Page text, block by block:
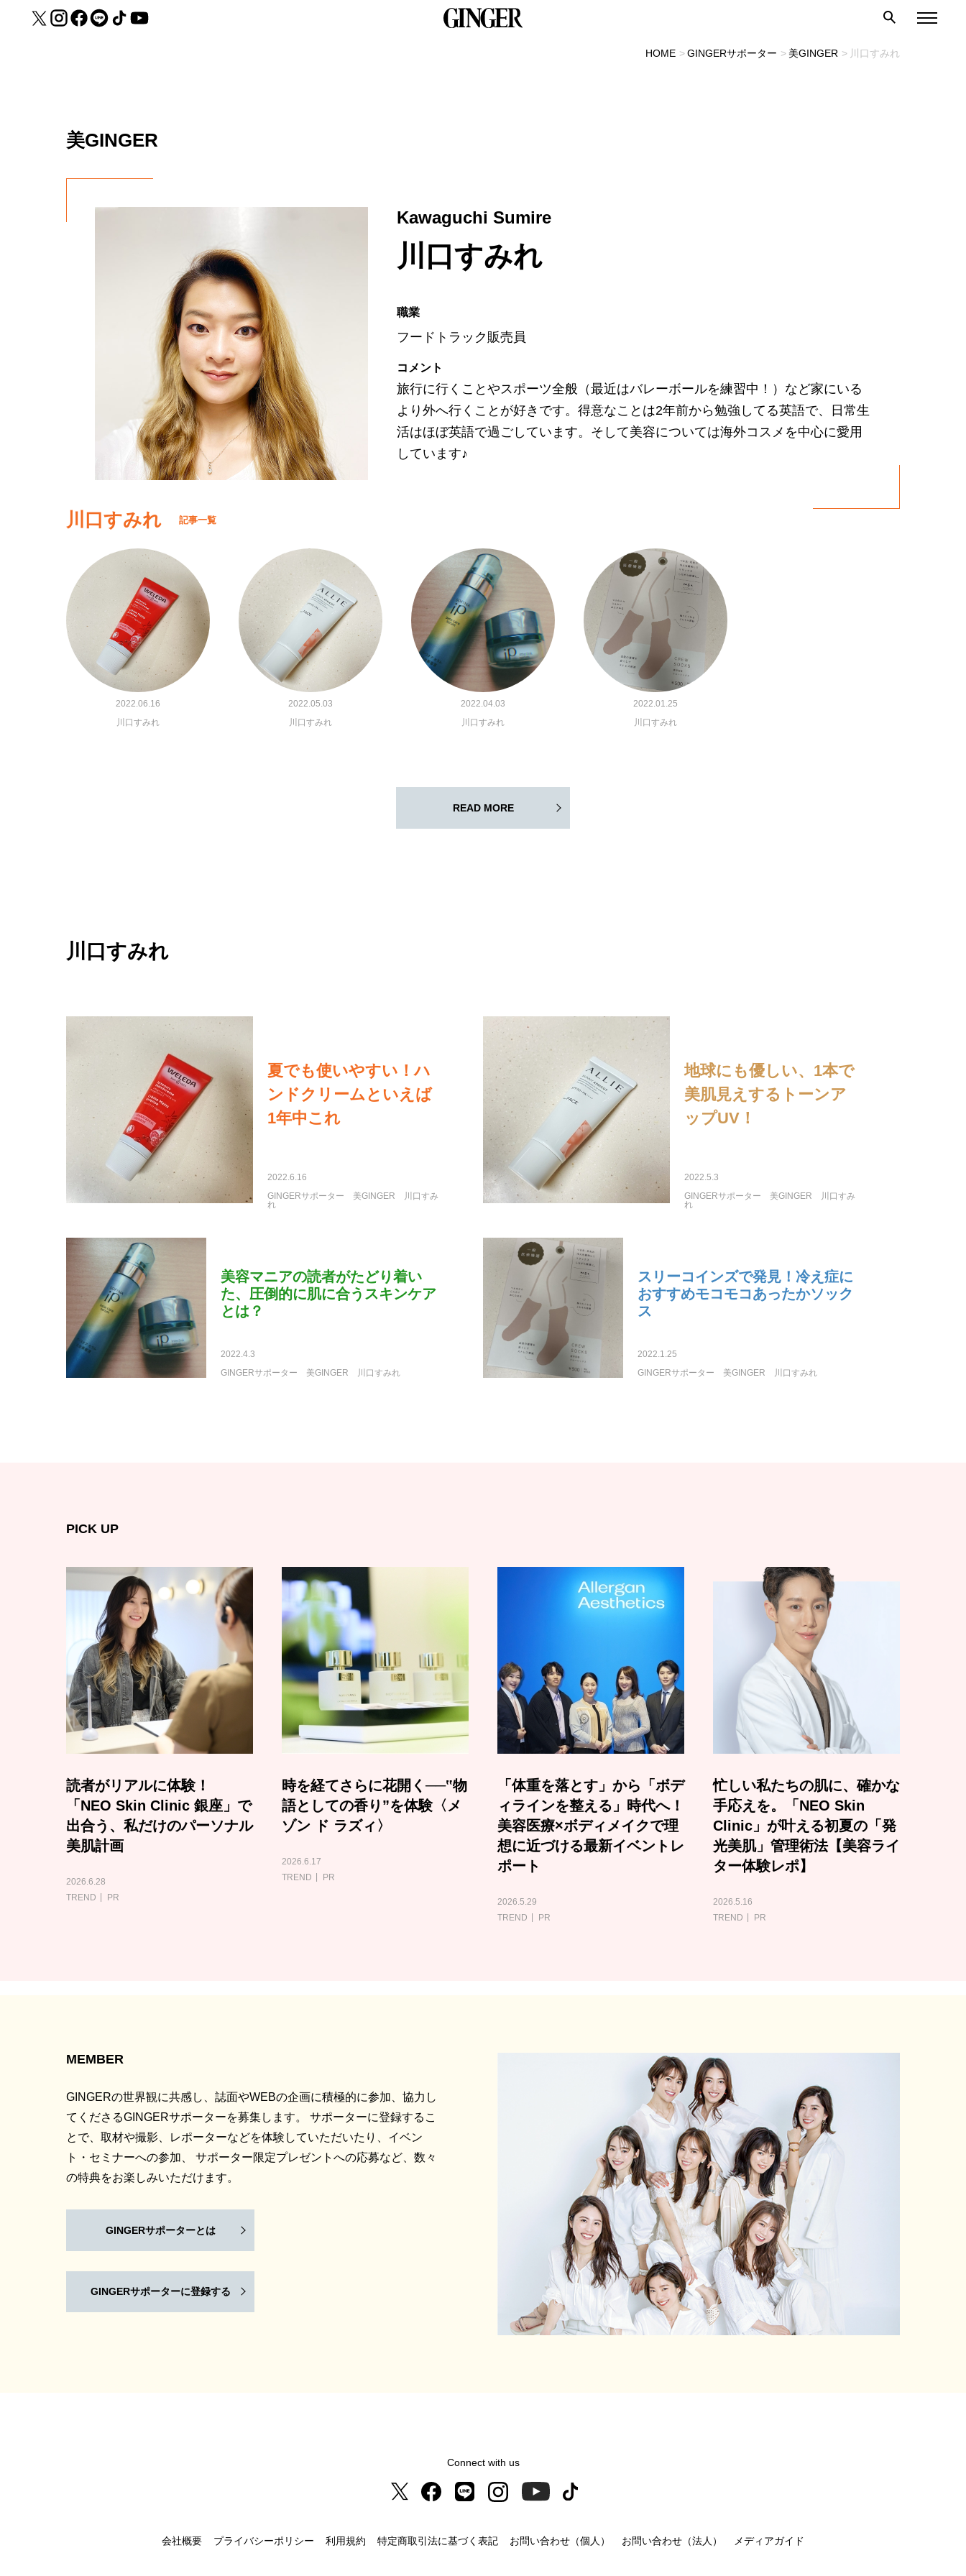
HOME GINGERサポーター 美GINGER 川口すみれ
美GINGER
Kawaguchi Sumire
川口すみれ
職業
フードトラック販売員
コメント
旅行に行くことやスポーツ全般（最近はバレーボールを練習中！）など家にいる
より外へ行くことが好きです。得意なことは2年前から勉強してる英語で、日常生
活はほぼ英語で過ごしています。そして美容については海外コスメを中心に愛用
しています♪
川口すみれ 記事一覧
2022.06.16
川口すみれ
2022.05.03
川口すみれ
2022.04.03
川口すみれ
2022.01.25
川口すみれ
READ MORE
川口すみれ
夏でも使いやすい！ハ
ンドクリームといえば
1年中これ
2022.6.16
GINGERサポーター
美GINGER
川口すみ
れ
地球にも優しい、1本で
美肌見えするトーンア
ップUV！
2022.5.3
GINGERサポーター
美GINGER
川口すみ
れ
美容マニアの読者がたどり着い
た、圧倒的に肌に合うスキンケア
とは？
2022.4.3
GINGERサポーター
美GINGER 川口すみれ
スリーコインズで発見！冷え症に
おすすめモコモコあったかソック
ス
2022.1.25
GINGERサポーター
美GINGER 川口すみれ
PICK UP
読者がリアルに体験！
「NEO Skin Clinic 銀座」で
出合う、私だけのパーソナル
美肌計画
2026.6.28
TREND
PR
時を経てさらに花開く──‟物
語としての香り”を体験〈メ
ゾン ド ラズィ〉
2026.6.17
TREND
PR
「体重を落とす」から「ボデ
ィラインを整える」時代へ！
美容医療×ボディメイクで理
想に近づける最新イベントレ
ポート
2026.5.29
TREND
PR
忙しい私たちの肌に、確かな
手応えを。「NEO Skin
Clinic」が叶える初夏の「発
光美肌」管理術法【美容ライ
ター体験レポ】
2026.5.16
TREND
PR
MEMBER
GINGERの世界観に共感し、誌面やWEBの企画に積極的に参加、協力し
てくださるGINGERサポーターを募集します。 サポーターに登録するこ
とで、取材や撮影、レポーターなどを体験していただいたり、イベン
ト・セミナーへの参加、 サポーター限定プレゼントへの応募など、数々
の特典をお楽しみいただけます。
GINGERサポーターとは
GINGERサポーターに登録する
Connect with us
会社概要 プライバシーポリシー 利用規約 特定商取引法に基づく表記 お問い合わせ（個人） お問い合わせ（法人） メディアガイド